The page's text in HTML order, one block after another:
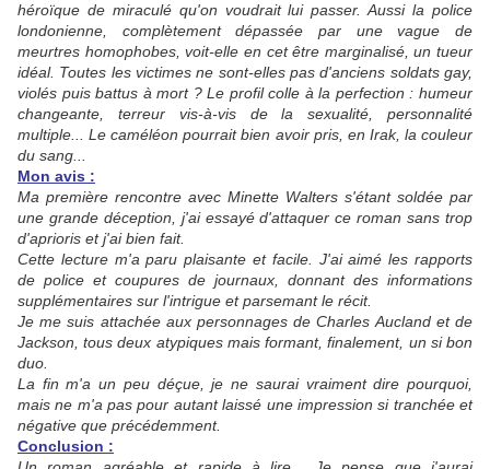
héroïque de miraculé qu'on voudrait lui passer. Aussi la police
londonienne, complètement dépassée par une vague de
meurtres homophobes, voit-elle en cet être marginalisé, un tueur
idéal. Toutes les victimes ne sont-elles pas d'anciens soldats gay,
violés puis battus à mort ? Le profil colle à la perfection : humeur
changeante, terreur vis-à-vis de la sexualité, personnalité
multiple... Le caméléon pourrait bien avoir pris, en Irak, la couleur
du sang...
Mon avis :
Ma première rencontre avec Minette Walters s'étant soldée par
une grande déception, j'ai essayé d'attaquer ce roman sans trop
d'aprioris et j'ai bien fait.
Cette lecture m'a paru plaisante et facile. J'ai aimé les rapports
de police et coupures de journaux, donnant des informations
supplémentaires sur l'intrigue et parsemant le récit.
Je me suis attachée aux personnages de Charles Aucland et de
Jackson, tous deux atypiques mais formant, finalement, un si bon
duo.
La fin m'a un peu déçue, je ne saurai vraiment dire pourquoi,
mais ne m'a pas pour autant laissé une impression si tranchée et
négative que précédemment.
Conclusion :